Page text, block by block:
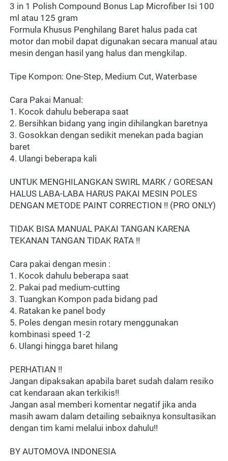
3 in 1 Polish Compound Bonus Lap Microfiber Isi 100
ml atau 125 gram
Formula Khusus Penghilang Baret halus pada cat
motor dan mobil dapat digunakan secara manual atau
mesin dengan hasil yang halus dan mengkilap.
Tipe Kompon: One-Step, Medium Cut, Waterbase
Cara Pakai Manual:
1. Kocok dahulu beberapa saat
2. Bersihkan bidang yang ingin dihilangkan baretnya
3. Gosokkan dengan sedikit menekan pada bagian
baret
4. Ulangi beberapa kali
UNTUK MENGHILANGKAN SWIRL MARK / GORESAN
HALUS LABA-LABA HARUS PAKAI MESIN POLES
DENGAN METODE PAINT CORRECTION !! (PRO ONLY)
TIDAK BISA MANUAL PAKAI TANGAN KARENA
TEKANAN TANGAN TIDAK RATA !!
Cara pakai dengan mesin :
1. Kocok dahulu beberapa saat
2. Pakai pad medium-cutting
3. Tuangkan Kompon pada bidang pad
4. Ratakan ke panel body
5. Poles dengan mesin rotary menggunakan
kombinasi speed 1-2
6. Ulangi hingga baret hilang
PERHATIAN !!
Jangan dipaksakan apabila baret sudah dalam resiko
cat kendaraan akan terkikis!!
Jangan asal memberi komentar negatif jika anda
masih awam dalam detailing sebaiknya konsultasikan
dengan tim kami melalui inbox dahulu!!
BY AUTOMOVA INDONESIA